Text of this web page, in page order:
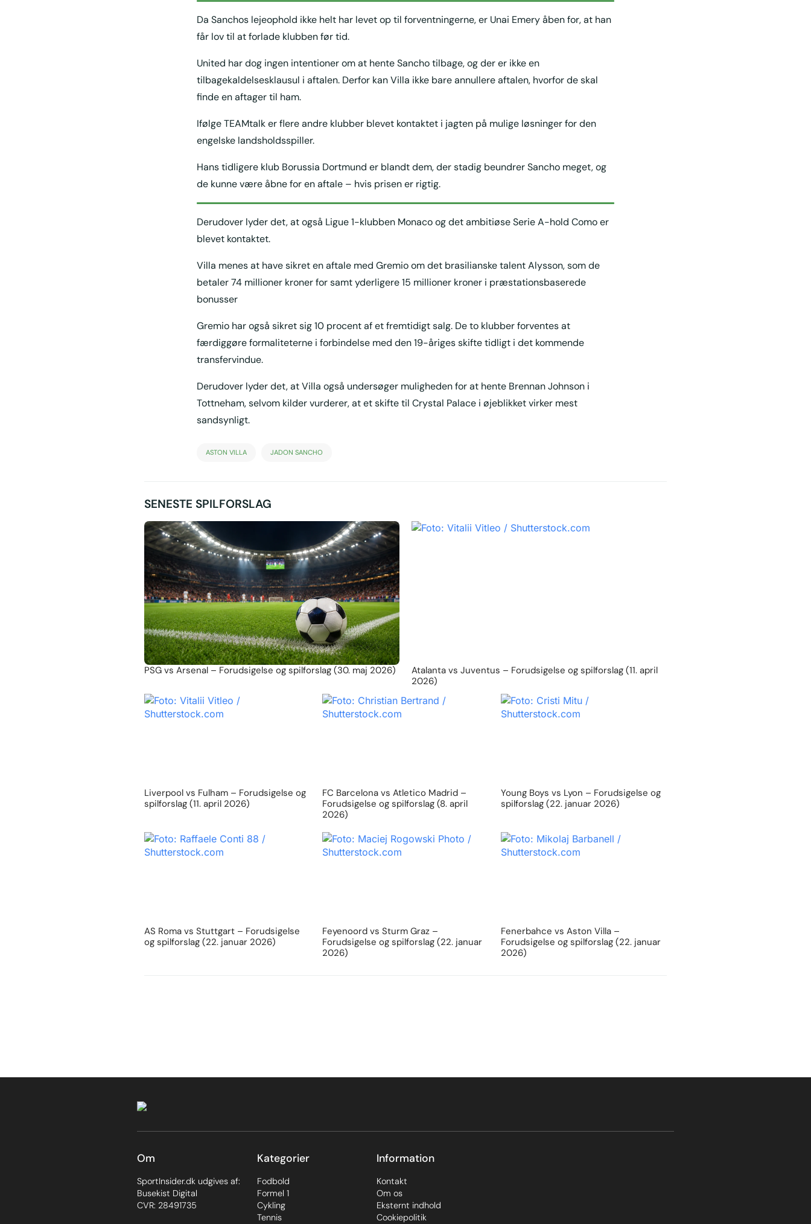
Da Sanchos lejeophold ikke helt har levet op til forventningerne, er Unai Emery åben for, at han
får lov til at forlade klubben før tid.
United har dog ingen intentioner om at hente Sancho tilbage, og der er ikke en
tilbagekaldelsesklausul i aftalen. Derfor kan Villa ikke bare annullere aftalen, hvorfor de skal
finde en aftager til ham.
Ifølge TEAMtalk er flere andre klubber blevet kontaktet i jagten på mulige løsninger for den
engelske landsholdsspiller.
Hans tidligere klub Borussia Dortmund er blandt dem, der stadig beundrer Sancho meget, og
de kunne være åbne for en aftale – hvis prisen er rigtig.
Derudover lyder det, at også Ligue 1-klubben Monaco og det ambitiøse Serie A-hold Como er
blevet kontaktet.
Villa menes at have sikret en aftale med Gremio om det brasilianske talent Alysson, som de
betaler 74 millioner kroner for samt yderligere 15 millioner kroner i præstationsbaserede
bonusser
Gremio har også sikret sig 10 procent af et fremtidigt salg. De to klubber forventes at
færdiggøre formaliteterne i forbindelse med den 19-åriges skifte tidligt i det kommende
transfervindue.
Derudover lyder det, at Villa også undersøger muligheden for at hente Brennan Johnson i
Tottneham, selvom kilder vurderer, at et skifte til Crystal Palace i øjeblikket virker mest
sandsynligt.
ASTON VILLA JADON SANCHO
SENESTE SPILFORSLAG
PSG vs Arsenal – Forudsigelse og spilforslag (30. maj 2026)
Atalanta vs Juventus – Forudsigelse og spilforslag (11. april
2026)
Liverpool vs Fulham – Forudsigelse og
spilforslag (11. april 2026)
FC Barcelona vs Atletico Madrid –
Forudsigelse og spilforslag (8. april
2026)
Young Boys vs Lyon – Forudsigelse og
spilforslag (22. januar 2026)
AS Roma vs Stuttgart – Forudsigelse
og spilforslag (22. januar 2026)
Feyenoord vs Sturm Graz –
Forudsigelse og spilforslag (22. januar
2026)
Fenerbahce vs Aston Villa –
Forudsigelse og spilforslag (22. januar
2026)
Om
SportInsider.dk udgives af:
Busekist Digital
CVR: 28491735
Kategorier
Fodbold
Formel 1
Cykling
Tennis
Information
Kontakt
Om os
Eksternt indhold
Cookiepolitik